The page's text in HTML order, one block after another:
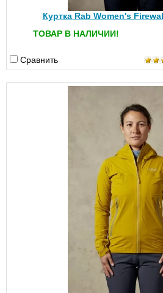
Куртка Rab Women's
ТОВАР В НАЛИЧИИ!
Сравнить